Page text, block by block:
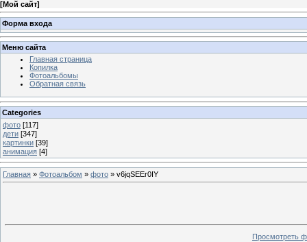
[Мой сайт]
Форма входа
Меню сайта
Главная страница
Копилка
Фотоальбомы
Обратная связь
Categories
фото [117]
дети [347]
картинки [39]
анимация [4]
Главная » Фотоальбом » фото » v6jqSEEr0IY
Просмотреть